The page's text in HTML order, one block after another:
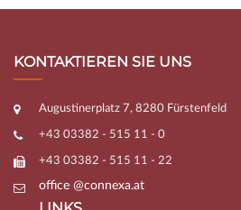
KONTAKTIEREN SIE UNS
Augustinerplatz 7, 8280 Fürstenfeld
+43 03382 - 515 11 - 0
+43 03382 - 515 11 - 22
office @connexa.at